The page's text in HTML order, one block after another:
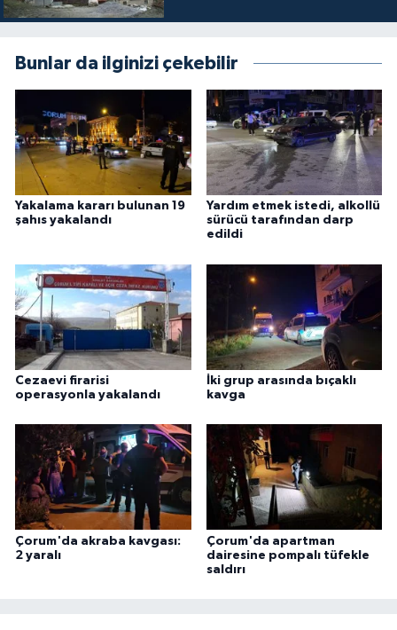
Bunlar da ilginizi çekebilir
Yakalama kararı bulunan 19
şahıs yakalandı
Yardım etmek istedi, alkollü
sürücü tarafından darp
edildi
Cezaevi firarisi
operasyonla yakalandı
İki grup arasında bıçaklı
kavga
Çorum'da akraba kavgası:
2 yaralı
Çorum'da apartman
dairesine pompalı tüfekle
saldırı